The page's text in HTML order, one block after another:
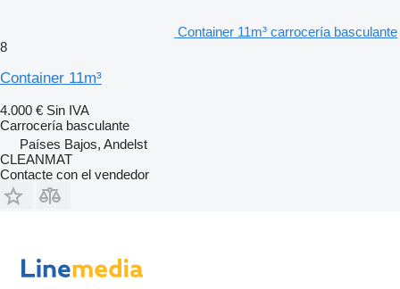
Container 11m³ carrocería basculante
8
Container 11m³
4.000 € Sin IVA
Carrocería basculante
Países Bajos, Andelst
CLEANMAT
Contacte con el vendedor